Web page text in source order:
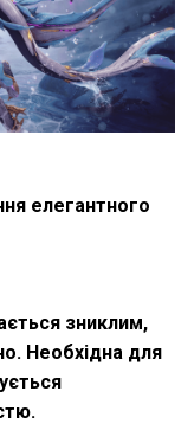
елегантного
зниклим,
Необхідна для